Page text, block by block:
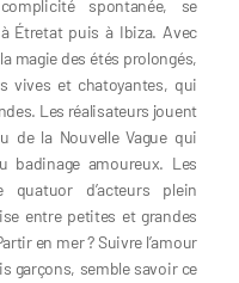
spontanée, se
Étretat puis à Ibiza. Avec
magie des étés prolongés,
vives et chatoyantes, qui
Les réalisateurs jouent
de la Nouvelle Vague qui
badinage amoureux. Les
quatuor d’acteurs plein
entre petites et grandes
en mer ? Suivre l’amour
garçons, semble savoir ce